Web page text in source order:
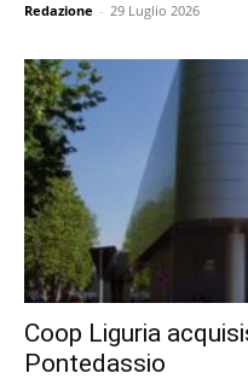
Redazione - 29 Luglio 2026
Coop Liguria
Pontedassio